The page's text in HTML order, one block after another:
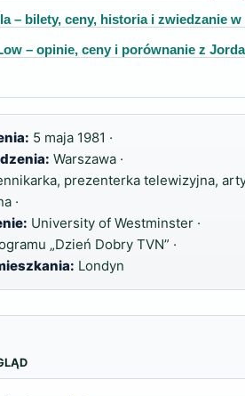
– bilety, ceny, historia i zwiedzanie w
– opinie, ceny i porównanie z
5 maja 1981 ·
Warszawa ·
prezenterka telewizyjna,
·
University of Westminster ·
„Dzień Dobry TVN” ·
Londyn